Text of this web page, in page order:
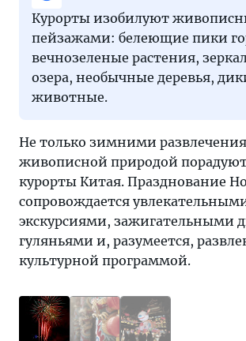
Курорты изобилуют
пейзажами: белеющие пики
вечнозеленые растения,
озера, необычные деревья,
животные.
Не только зимними
живописной природой
курорты Китая. Празднование
сопровождается
экскурсиями, зажигательными
гуляньями и, разумеется,
культурной программой.